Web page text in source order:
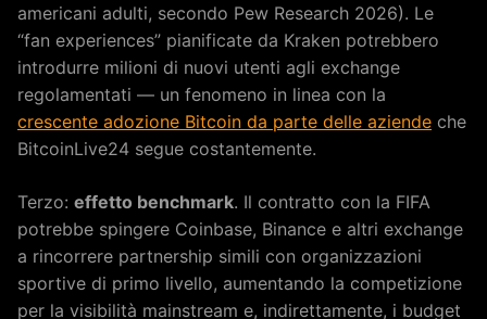
americani adulti, secondo Pew Research 2026). Le
“fan experiences” pianificate da Kraken potrebbero
introdurre milioni di nuovi utenti agli exchange
regolamentati — un fenomeno in linea con la
crescente adozione Bitcoin da parte delle aziende che
BitcoinLive24 segue costantemente.
Terzo: effetto benchmark. Il contratto con la FIFA
potrebbe spingere Coinbase, Binance e altri exchange
a rincorrere partnership simili con organizzazioni
sportive di primo livello, aumentando la competizione
per la visibilità mainstream e, indirettamente, i budget